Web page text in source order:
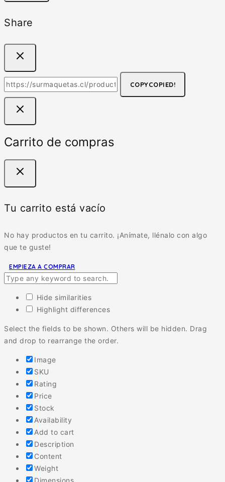
Share
COPYCOPIED!
Carrito de compras
Tu carrito está vacío
No hay productos en tu carrito. ¡Anímate, llénalo con algo
que te guste!
EMPIEZA A COMPRAR
Hide similarities
Highlight differences
Select the fields to be shown. Others will be hidden. Drag
and drop to rearrange the order.
Image
SKU
Rating
Price
Stock
Availability
Add to cart
Description
Content
Weight
Dimensions